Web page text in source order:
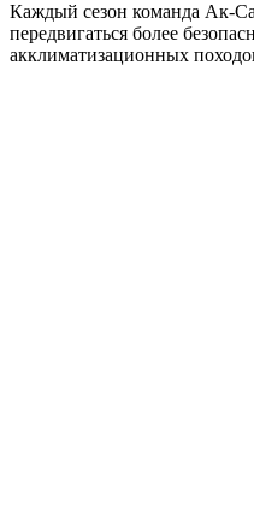
Каждый сезон команда Ак-
передвигаться более
акклиматизационных